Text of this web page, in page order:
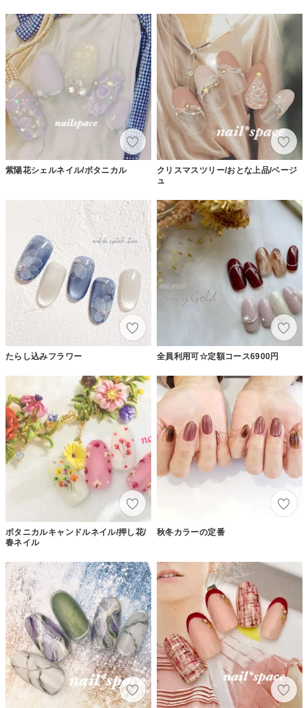
紫陽花シェルネイル/ボタニカル
クリスマスツリー/おとな上品/ベージ
ュ
たらし込みフラワー 全員利用可☆定額コース6900円
ボタニカルキャンドルネイル/押し花/
春ネイル
秋冬カラーの定番